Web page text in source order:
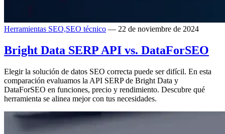
Herramientas SEO,SEO técnico — 22 de noviembre de 2024
Bright Data SERP API vs. DataForSEO
Elegir la solución de datos SEO correcta puede ser difícil. En esta
comparación evaluamos la API SERP de Bright Data y
DataForSEO en funciones, precio y rendimiento. Descubre qué
herramienta se alinea mejor con tus necesidades.